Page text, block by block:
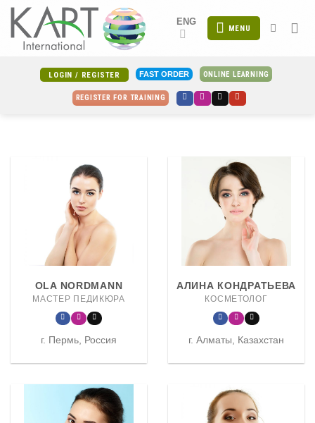
Skip
content
ENG
MENU
LOGIN / REGISTER FAST ORDER ONLINE LEARNING
REGISTER FOR TRAINING
OLA NORDMANN
МАСТЕР ПЕДИКЮРА
г. Пермь, Россия
АЛИНА КОНДРАТЬЕВА
КОСМЕТОЛОГ
г. Алматы, Казахстан